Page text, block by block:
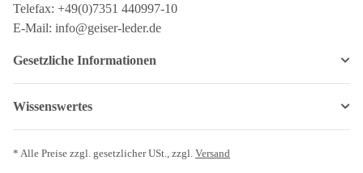
Telefax: +49(0)7351 440997-10
E-Mail: info@geiser-leder.de
Gesetzliche Informationen
Wissenswertes
* Alle Preise zzgl. gesetzlicher USt., zzgl. Versand